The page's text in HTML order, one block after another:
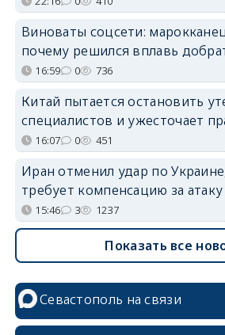
Виноваты соцсети:
почему решился вплавь
16:59 0 736
Китай пытается остановить
специалистов и ужесточает
16:07 0 451
Иран отменил удар по
требует компенсацию за
15:46 3 1237
Показать все
Севастополь на связи